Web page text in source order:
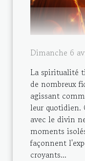
Dimanche 6
La spiritualité
de nombreux
agissant
leur quotidien.
avec le divin
moments
façonnent
croyants...